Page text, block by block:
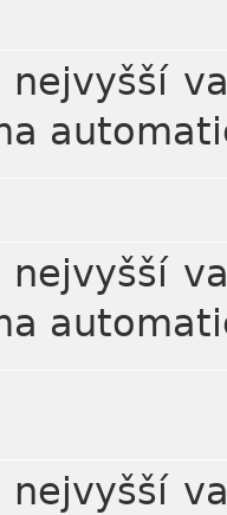
nejvyšší
nejvyšší
nejvyšší